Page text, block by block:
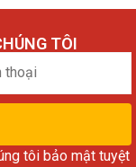
TÔI
tôi bảo mật tuyệt